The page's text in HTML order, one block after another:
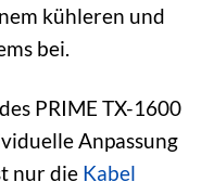
kühleren und
bei.
PRIME TX-1600
Anpassung
nur die Kabel